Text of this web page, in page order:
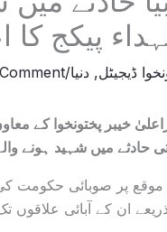
پیکج کا
ڈیجیٹل, دنیا/
خیبر پختونخوا کے
حادثے میں شہید ہونے
پر صوبائی حکومت
ان کے آبائی علاقوں